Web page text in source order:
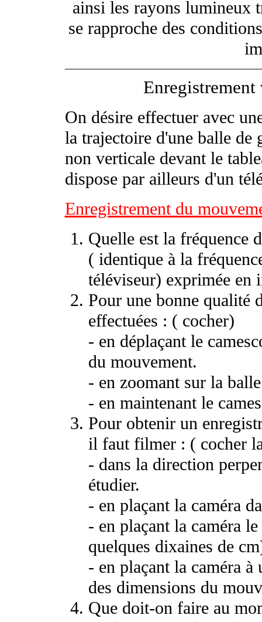
ainsi les rayons lumineux
se rapproche des
On désire effectuer avec
la trajectoire d'une balle de
non verticale devant le
dispose par ailleurs d'un
Enregistrement du
Quelle est la fréquence
( identique à la
téléviseur) exprimée en
Pour une bonne qualité
effectuées : ( cocher)
- en déplaçant le
du mouvement.
- en zoomant sur la
- en maintenant le
Pour obtenir un
il faut filmer : ( cocher
- dans la direction
étudier.
- en plaçant la caméra
- en plaçant la caméra
quelques dixaines de
- en plaçant la caméra
des dimensions du
Que doit-on faire au